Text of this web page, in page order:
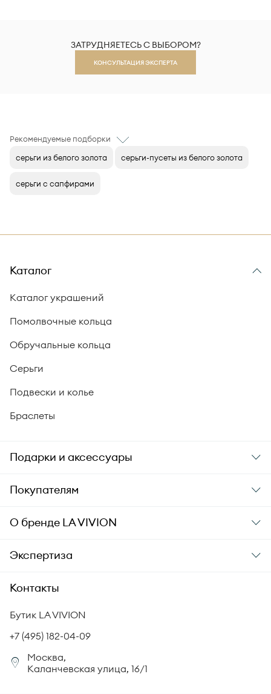
ЗАТРУДНЯЕТЕСЬ С ВЫБОРОМ?
КОНСУЛЬТАЦИЯ ЭКСПЕРТА
Рекомендуемые подборки
серьги из белого золота
серьги-пусеты из белого золота
серьги с сапфирами
Каталог
Каталог украшений
Помолвочные кольца
Обручальные кольца
Серьги
Подвески и колье
Браслеты
Подарки и аксессуары
Подарки
Уход за украшениями
Аксессуары
Покупателям
Заказ и оплата
Гарантия подлинности
Комплект документов
Политика возврата
Сертификация бриллиантов
Юридическая информация
О бренде LA VIVION
О компании
СМИ о нас
Корпоративный портал
Экспертиза
Академия LA VIVION
Статьи
Контакты
Бутик LA VIVION
+7 (495) 182-04-09
Москва,
Каланчевская улица, 16/1